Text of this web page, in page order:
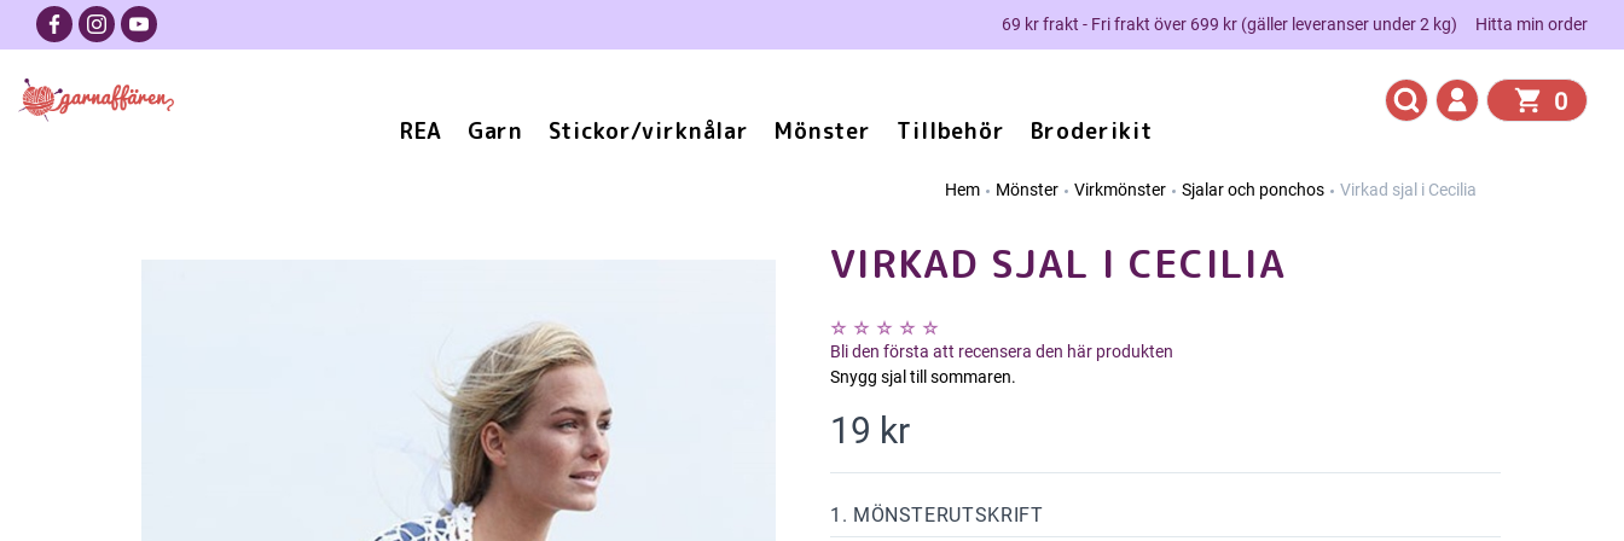
69 kr frakt - Fri frakt över 699 kr (gäller leveranser under 2 kg) Hitta min order
REA Garn Stickor/virknålar Mönster Tillbehör Broderikit
0
Hem Mönster Virkmönster Sjalar och ponchos Virkad sjal i Cecilia
VIRKAD SJAL I CECILIA
Bli den första att recensera den här produkten
Snygg sjal till sommaren.
19 kr
1. MÖNSTERUTSKRIFT